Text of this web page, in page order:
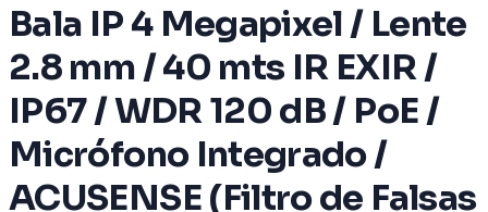
Bala IP 4 Megapixel / Lente
2.8 mm / 40 mts IR EXIR /
IP67 / WDR 120 dB / PoE /
Micrófono Integrado /
ACUSENSE (Filtro de Falsas